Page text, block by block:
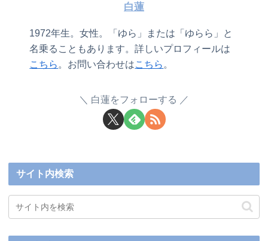
白蓮
1972年生。女性。「ゆら」または「ゆらら」と
名乗ることもあります。詳しいプロフィールは
こちら。お問い合わせはこちら。
白蓮をフォローする
サイト内検索